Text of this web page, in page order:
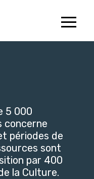
5 000
concerne
périodes de
sont
par 400
la Culture.​
de connexion